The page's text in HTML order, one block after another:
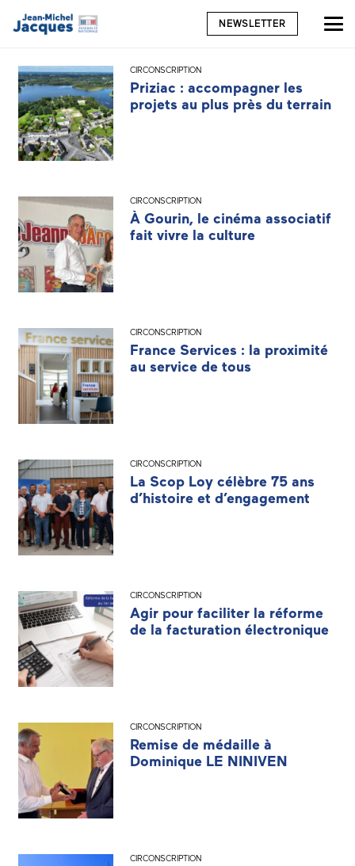
NEWSLETTER
CIRCONSCRIPTION
Priziac : accompagner les
projets au plus près du terrain
CIRCONSCRIPTION
À Gourin, le cinéma associatif
fait vivre la culture
CIRCONSCRIPTION
France Services : la proximité
au service de tous
CIRCONSCRIPTION
La Scop Loy célèbre 75 ans
d’histoire et d’engagement
CIRCONSCRIPTION
Agir pour faciliter la réforme
de la facturation électronique
CIRCONSCRIPTION
Remise de médaille à
Dominique LE NINIVEN
CIRCONSCRIPTION